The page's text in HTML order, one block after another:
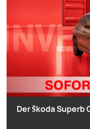
Der Škoda Superb